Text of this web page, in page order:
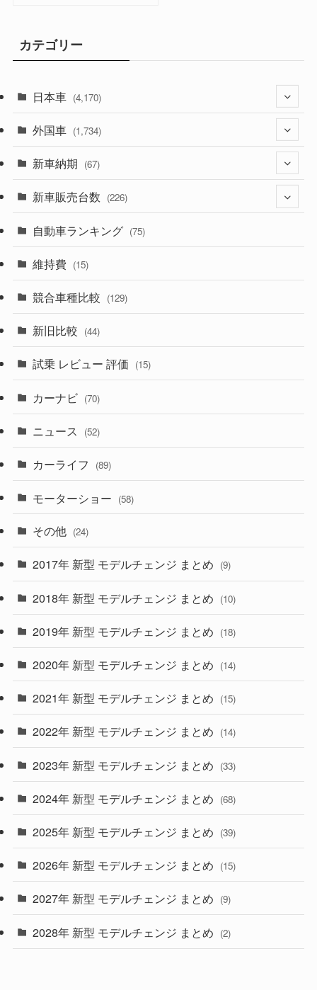
カテゴリー
日本車 (4,170)
(1,320)
(329)
(525)
(356)
(328)
(194)
(230)
(253)
外国車 (1,734)
(242)
(85)
(84)
(14)
(222)
(50)
(43)
(6)
(9)
(4)
(30)
(27)
(58)
(28)
(27)
(26)
(33)
(10)
(35)
(10)
(9)
(22)
(4)
(9)
(4)
(1)
新車納期 (67)
(28)
(8)
(3)
(3)
(5)
(1)
新車販売台数 (226)
(21)
(5)
(7)
(5)
自動車ランキング (75)
維持費 (15)
競合車種比較 (129)
新旧比較 (44)
試乗 レビュー 評価 (15)
カーナビ (70)
ニュース (52)
カーライフ (89)
モーターショー (58)
その他 (24)
2017年 新型 モデルチェンジ まとめ (9)
2018年 新型 モデルチェンジ まとめ (10)
2019年 新型 モデルチェンジ まとめ (18)
2020年 新型 モデルチェンジ まとめ (14)
2021年 新型 モデルチェンジ まとめ (15)
2022年 新型 モデルチェンジ まとめ (14)
2023年 新型 モデルチェンジ まとめ (33)
2024年 新型 モデルチェンジ まとめ (68)
2025年 新型 モデルチェンジ まとめ (39)
2026年 新型 モデルチェンジ まとめ (15)
2027年 新型 モデルチェンジ まとめ (9)
2028年 新型 モデルチェンジ まとめ (2)